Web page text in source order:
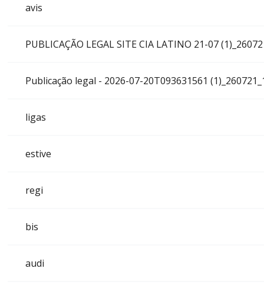
avis
PUBLICAÇÃO LEGAL SITE CIA LATINO 21-07
Publicação legal - 2026-07-20T093631561
ligas
estive
regi
bis
audi